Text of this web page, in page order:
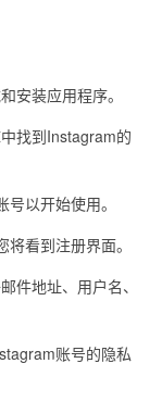
装应用程序。
找到Instagram的
以开始使用。
看到注册界面。
地址、用户名、
账号的隐私